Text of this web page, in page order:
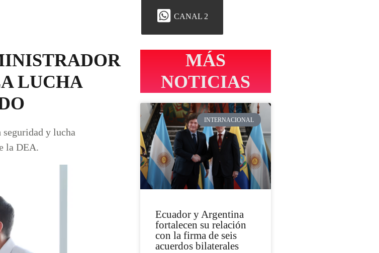
CANAL 2
LUCHA
seguridad y lucha
la DEA.
MÁS
NOTICIAS
INTERNACIONAL
Ecuador y Argentina
fortalecen su relación
con la firma de seis
acuerdos bilaterales